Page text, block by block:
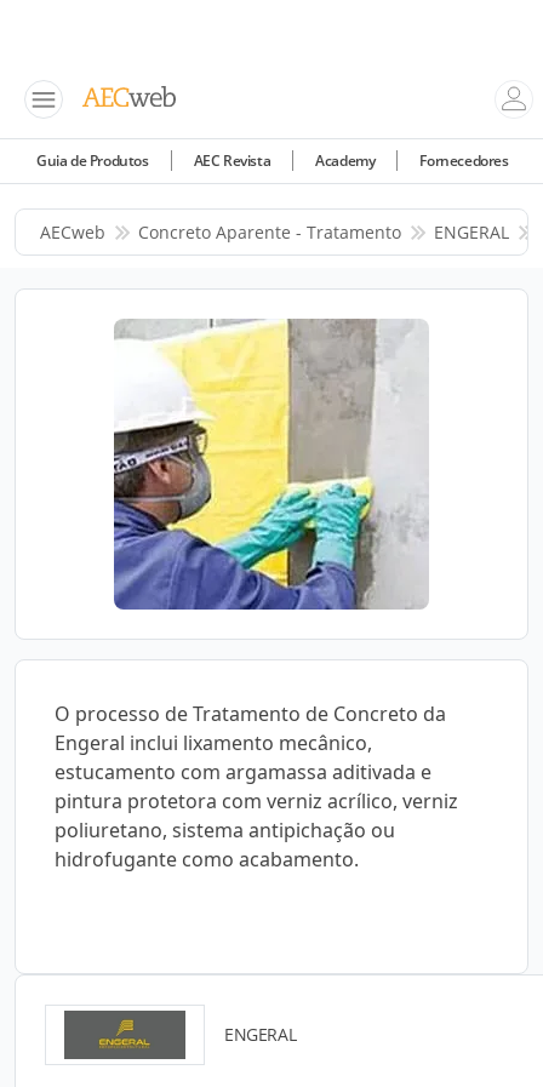
Guia de Produtos AEC Revista Academy Fornecedores
AECweb Concreto Aparente - Tratamento ENGERAL
O processo de Tratamento de Concreto da
Engeral inclui lixamento mecânico,
estucamento com argamassa aditivada e
pintura protetora com verniz acrílico, verniz
poliuretano, sistema antipichação ou
hidrofugante como acabamento.
ENGERAL
Detalhes do produto